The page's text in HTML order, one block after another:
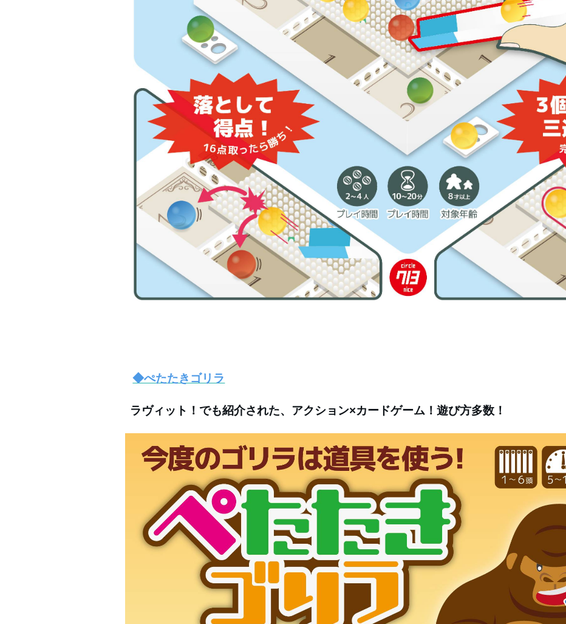
◆ぺたたきゴリラ
ラヴィット！でも紹介された、アクション×カードゲーム！遊び方多数！